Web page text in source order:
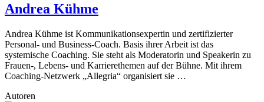
Andrea Kühme
Andrea Kühme ist Kommunikationsexpertin und zertifizierter
Personal- und Business-Coach. Basis ihrer Arbeit ist das
systemische Coaching. Sie steht als Moderatorin und Speakerin zu
Frauen-, Lebens- und Karrierethemen auf der Bühne. Mit ihrem
Coaching-Netzwerk „Allegria“ organisiert sie …
Autoren